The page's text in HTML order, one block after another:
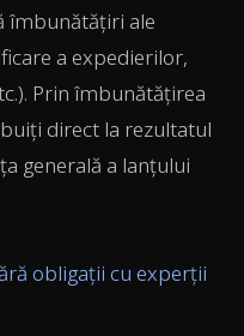
îmbunătățiri ale
a expedierilor,
Prin îmbunătățirea
direct la rezultatul
generală a lanțului
obligații cu experții